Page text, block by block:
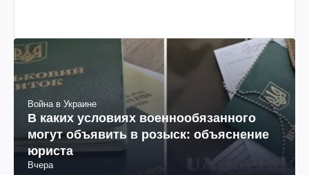
Война в Украине
В каких условиях военнообязанного
могут объявить в розыск: объяснение
юриста
Вчера